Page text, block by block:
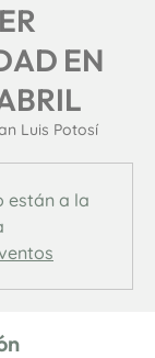
EN
Luis Potosí
están a la